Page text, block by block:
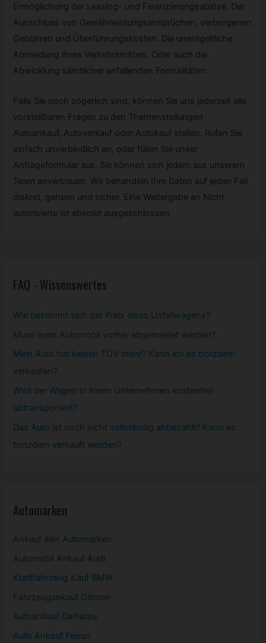
Ermöglichung der Leasing- und Finanzierungsablöse. Der
Ausschluss von Gewährleistungsansprüchen, verborgenen
Gebühren und Überführungskosten. Die unentgeltliche
Abmeldung Ihres Verkehrsmittels. Oder auch die
Abwicklung sämtlicher anfallenden Formalitäten.
Falls Sie noch zögerlich sind, können Sie uns jederzeit alle
vorstellbaren Fragen zu den Themenstellungen
Autoankauf, Autoverkauf oder Autokauf stellen. Rufen Sie
einfach unverbindlich an, oder füllen Sie unser
Anfrageformular aus. Sie können sich jedem aus unserem
Team anvertrauen. Wir behandeln Ihre Daten auf jeden Fall
diskret, geheim und sicher. Eine Weitergabe an Nicht
autorisierte ist absolut ausgeschlossen.
FAQ - Wissenswertes
Wie bestimmt sich der Preis eines Unfallwagens?
Muss mein Automobil vorher abgemeldet werden?
Mein Auto hat keinen TÜV mehr? Kann ich es trotzdem
verkaufen?
Wird der Wagen in ihrem Unternehmen kostenfrei
abtransportiert?
Das Auto ist noch nicht vollständig abbezahlt? Kann es
trotzdem verkauft werden?
Automarken
Ankauf aller Automarken
Automobil Ankauf Audi
Kraftfahrzeug Kauf BMW
Fahrzeugankauf Citroen
Autoankauf Daihatsu
Auto Ankauf Ferrari